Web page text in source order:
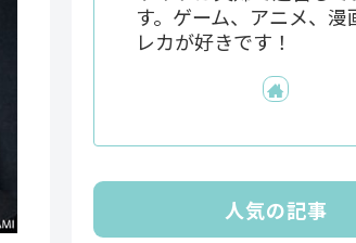
す。ゲーム、アニメ、漫
レカが好きです！
人気の記事